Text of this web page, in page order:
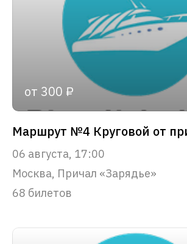
от 300 ₽
06 августа, 17:00
Москва, Причал «Зарядье»
68 билетов